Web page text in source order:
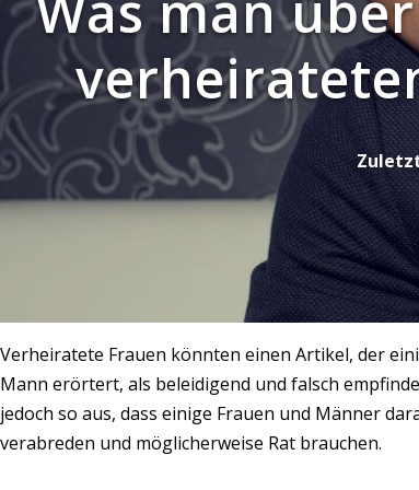
Verheiratete Frauen könnten einen Artikel, der
Mann erörtert, als beleidigend und falsch
jedoch so aus, dass einige Frauen und Männer
verabreden und möglicherweise Rat brauchen.